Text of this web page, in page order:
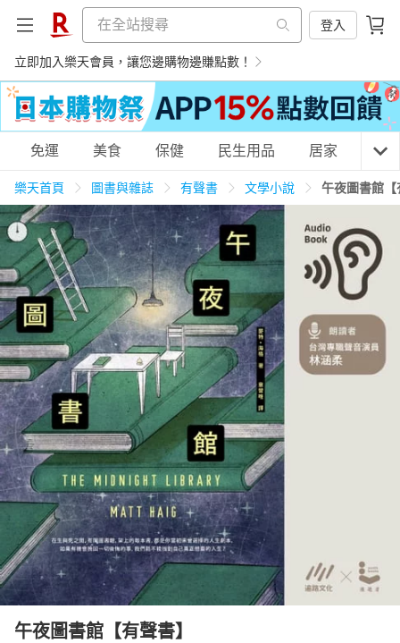
登入
立即加入樂天會員，讓您邊購物邊賺點數！
購物網分類
天天免運 美食蛋糕 養生保健 民生用品
居家生活 3C家電 運動休閒 親子玩具
女裝 男裝 化妝保養
日本購物 電子/紙本書
HOT
免運 美食 保健 民生用品 居家 3C
樂天首頁 圖書與雜誌 有聲書 文學小說 午夜圖書館【
午夜圖書館【有聲書】